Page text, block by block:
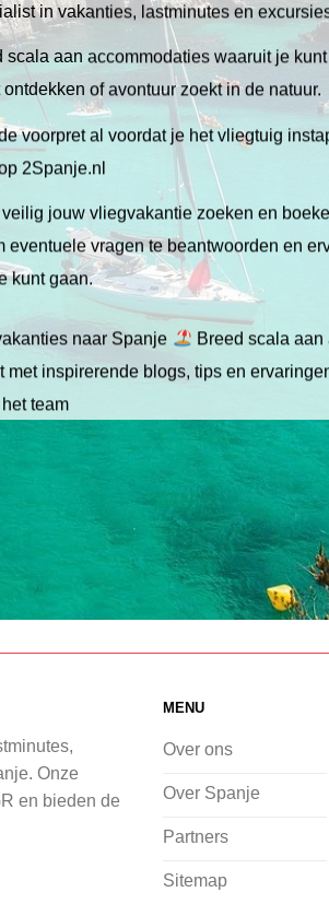
in vakanties, lastminutes en
scala aan accommodaties waaruit je
of avontuur zoekt in de natuur.
voorpret al voordat je het vliegtuig
2Spanje.nl
jouw vliegvakantie zoeken en
eventuele vragen te beantwoorden en
kunt gaan.
naar Spanje
Breed scala aan
met inspirerende blogs, tips en
team
Onze
en bieden de
MENU
Over ons
Over Spanje
Partners
Sitemap